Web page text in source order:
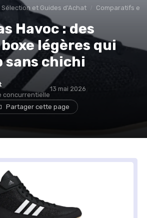
Sélection et Guides d'Achat Comparatifs et
Havoc : des
légères qui
sans chichi
concurrentielle
13 mai 2026
Partager cette page